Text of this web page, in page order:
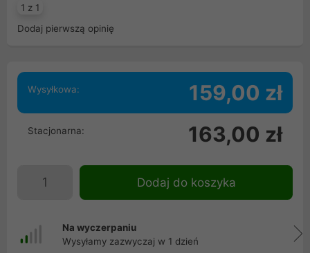
1 z 1
Dodaj pierwszą opinię
Wysyłkowa: 159,00 zł
Stacjonarna: 163,00 zł
Dodaj do koszyka
Na wyczerpaniu
Wysyłamy zazwyczaj w 1 dzień